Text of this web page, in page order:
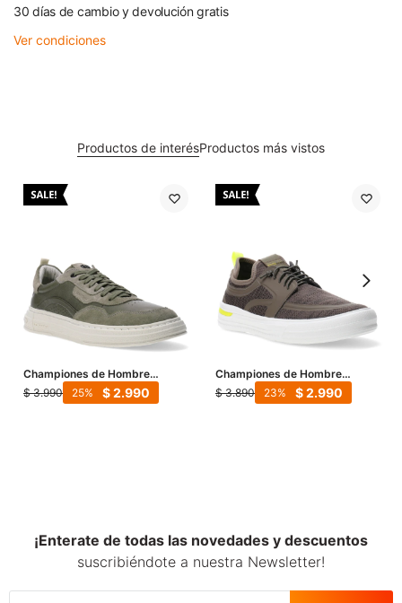
30 días de cambio y devolución gratis
Ver condiciones
Productos de interésProductos más vistos
Championes de Hombre
Democrata TRIADA
acordonado - Gris Humo
$ 3.990 $2.990
25
Championes de Hombre
Democrata ULIE acordonado -
Gris Humo
$ 3.890 $2.990
23
¡Enterate de todas las novedades y descuentos
suscribiéndote a nuestra Newsletter!